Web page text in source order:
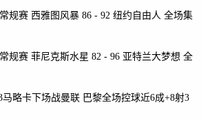
规赛 西雅图风暴 86 - 92 纽约自由人 全场集
规赛 菲尼克斯水星 82 - 96 亚特兰大梦想 全
马略卡下场战曼联 巴黎全场控球近6成+8射3